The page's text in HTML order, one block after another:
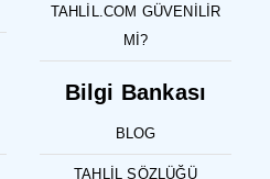
TAHLIL.COM GÜVENILIR
MI?
Bilgi Bankası
BLOG
TAHLIL SÖZLÜĞÜ